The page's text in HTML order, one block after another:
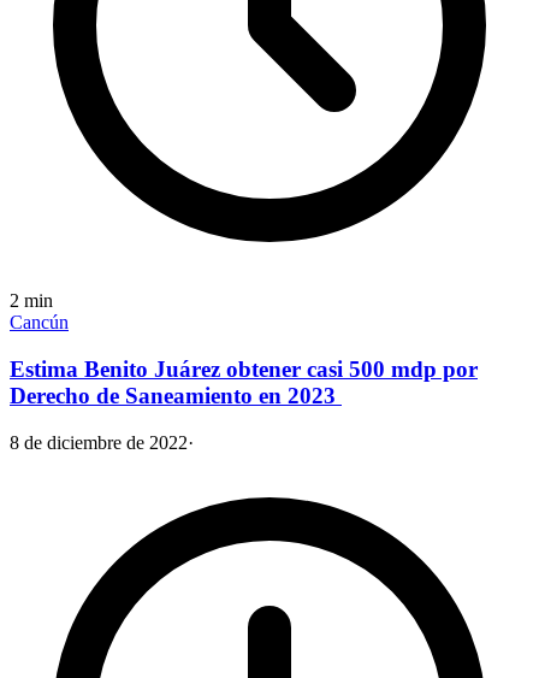
2 min
Cancún
Estima Benito Juárez obtener casi 500 mdp por
Derecho de Saneamiento en 2023
8 de diciembre de 2022·